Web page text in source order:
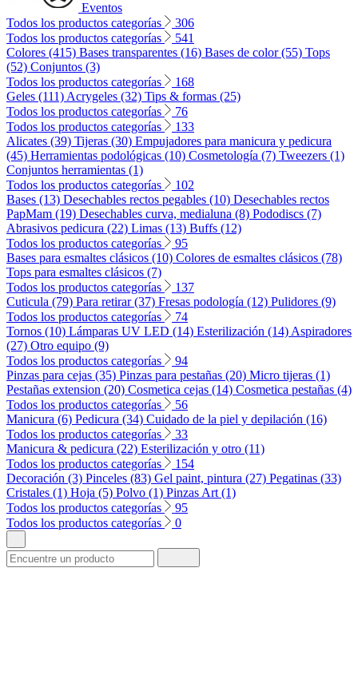
Eventos
Todos los productos categorías
306
Todos los productos categorías
541
Colores (415) Bases transparentes (16) Bases de color (55) Tops
(52) Conjuntos (3)
Todos los productos categorías
168
Geles (111) Acrygeles (32) Tips & formas (25)
Todos los productos categorías
76
Todos los productos categorías
133
Alicates (39) Tijeras (30) Empujadores para manicura y pedicura
(45) Herramientas podológicas (10) Cosmetología (7) Tweezers (1)
Conjuntos herramientas (1)
Todos los productos categorías
102
Bases (13) Desechables rectos pegables (10) Desechables rectos
PapMam (19) Desechables curva, medialuna (8) Pododiscs (7)
Abrasivos pedicura (22) Limas (13) Buffs (12)
Todos los productos categorías
95
Bases para esmaltes clásicos (10) Colores de esmaltes clásicos (78)
Tops para esmaltes clásicos (7)
Todos los productos categorías
137
Cuticula (79) Para retirar (37) Fresas podología (12) Pulidores (9)
Todos los productos categorías
74
Tornos (10) Lámparas UV LED (14) Esterilización (14) Aspiradores
(27) Otro equipo (9)
Todos los productos categorías
94
Pinzas para cejas (35) Pinzas para pestañas (20) Micro tijeras (1)
Pestañas extension (20) Cosmetica cejas (14) Cosmetica pestañas (4)
Todos los productos categorías
56
Manicura (6) Pedicura (34) Cuidado de la piel y depilación (16)
Todos los productos categorías
33
Manicura & pedicura (22) Esterilización y otro (11)
Todos los productos categorías
154
Decoración (3) Pinceles (83) Gel paint, pintura (27) Pegatinas (33)
Cristales (1) Hoja (5) Polvo (1) Pinzas Art (1)
Todos los productos categorías
95
Todos los productos categorías
0